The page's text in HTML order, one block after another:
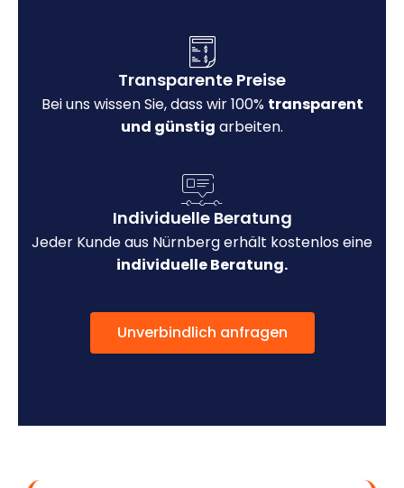
Transparente Preise
Bei uns wissen Sie, dass wir 100% transparent
und günstig arbeiten.
Individuelle Beratung
Jeder Kunde aus Nürnberg erhält kostenlos eine
individuelle Beratung.
Unverbindlich anfragen